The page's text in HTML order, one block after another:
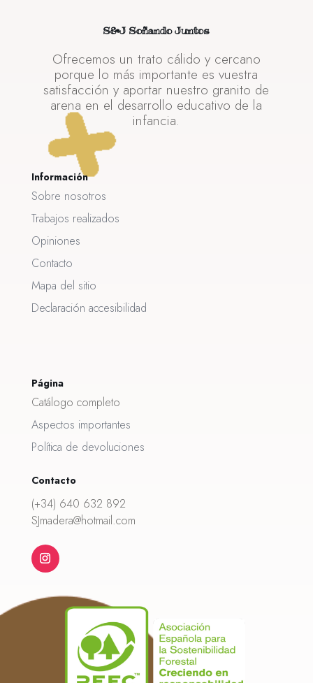
S&J Soñando Juntos
Ofrecemos un trato cálido y cercano
porque lo más importante es vuestra
satisfacción y aportar nuestro granito de
arena en el desarrollo educativo de la
infancia.
Información
Sobre nosotros
Trabajos realizados
Opiniones
Contacto
Mapa del sitio
Declaración accesibilidad
Página
Catálogo completo
Aspectos importantes
Política de devoluciones
Contacto
(+34) 640 632 892
SJmadera@hotmail.com